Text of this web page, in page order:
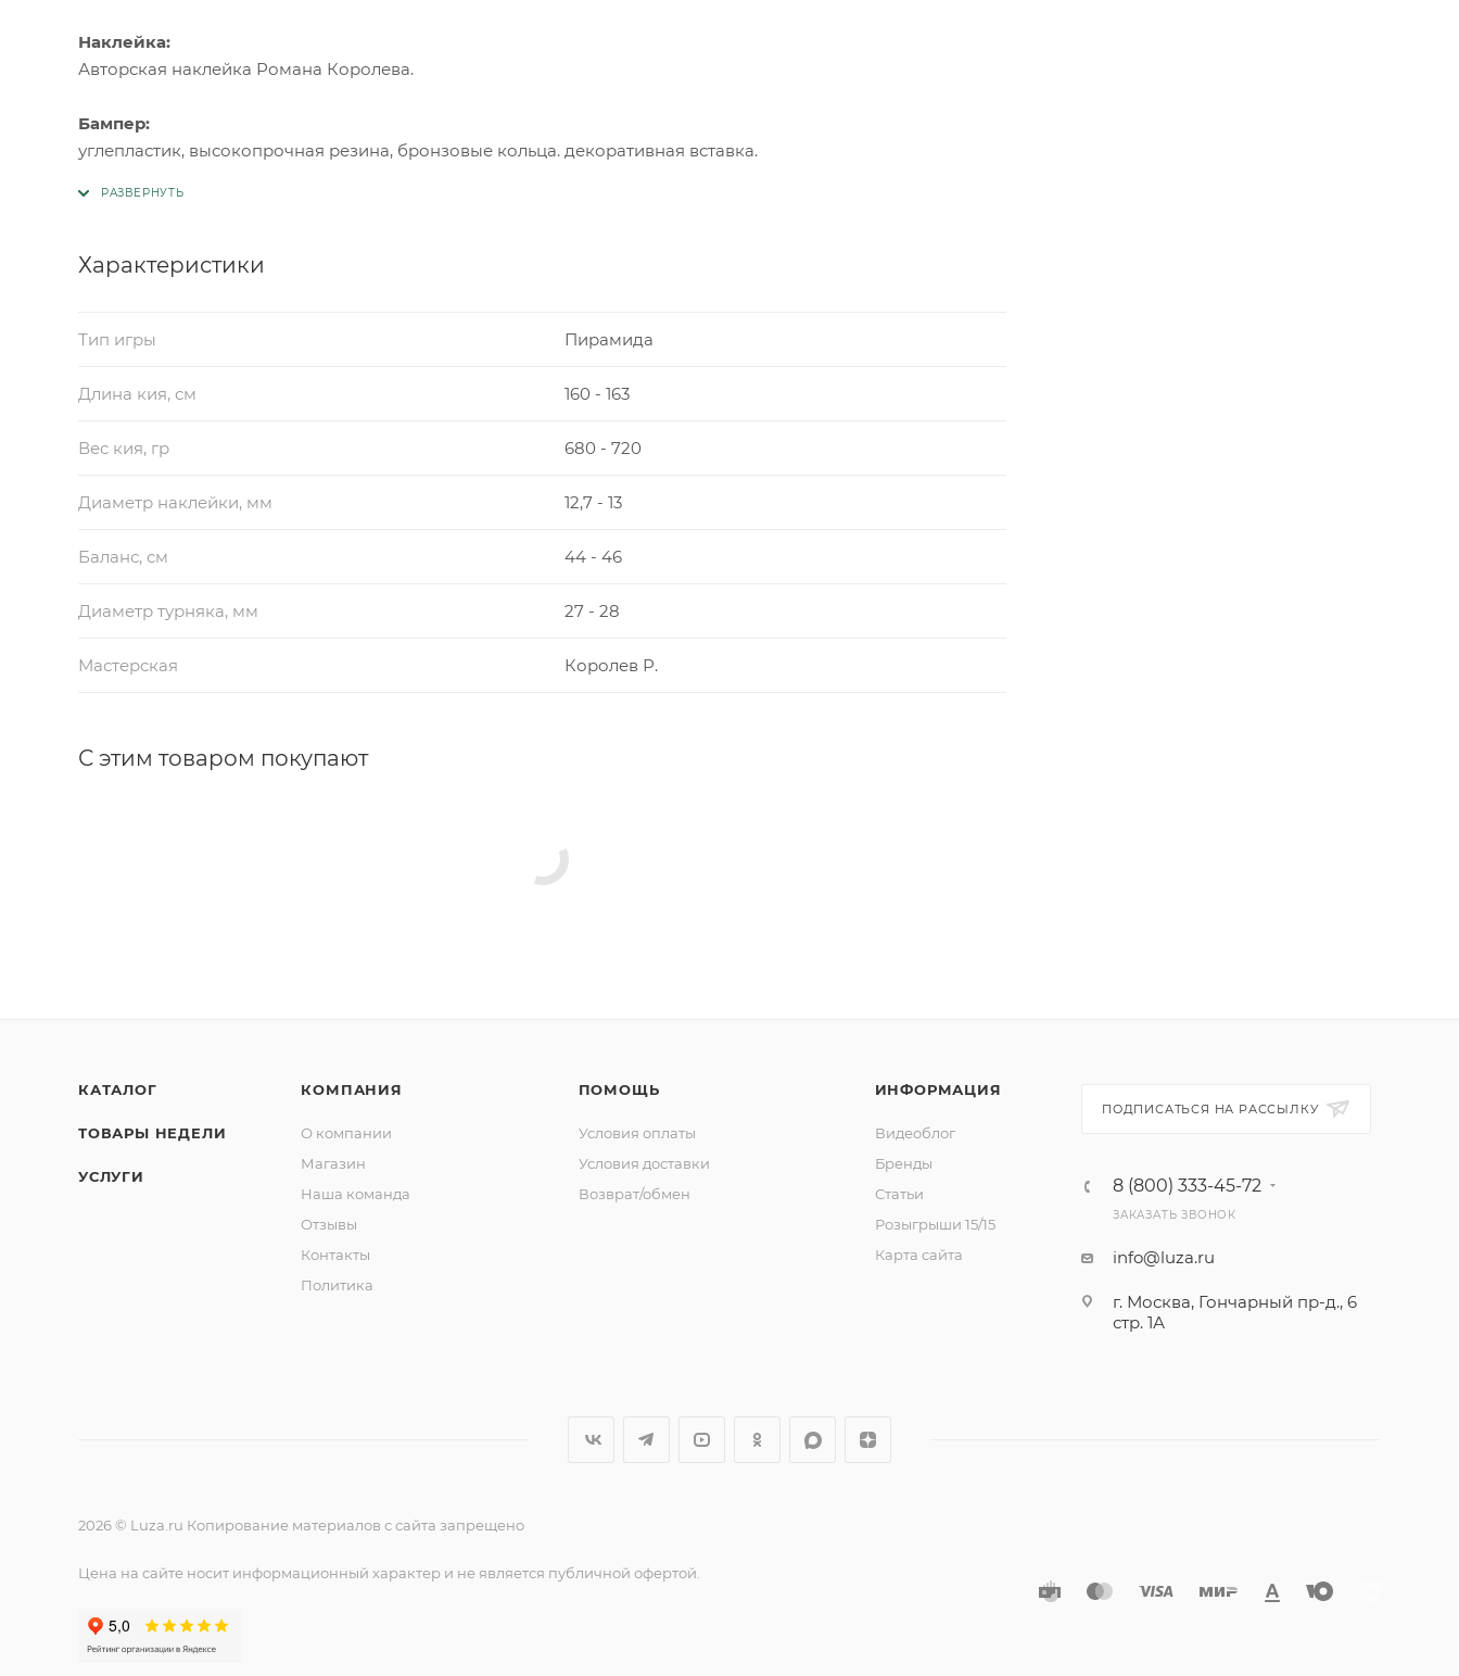
Наклейка:
Авторская наклейка Романа Королева.
Бампер:
углепластик, высокопрочная резина, бронзовые кольца. декоративная вставка.
Характеристики
Тип игры Пирамида
Длина кия, см 160 - 163
Вес кия, гр 680 - 720
Диаметр наклейки, мм 12,7 - 13
Баланс, см 44 - 46
Диаметр турняка, мм 27 - 28
Мастерская Королев Р.
С этим товаром покупают
КАТАЛОГ
ТОВАРЫ НЕДЕЛИ
УСЛУГИ
КОМПАНИЯ
О компании
Магазин
Наша команда
Отзывы
Контакты
Политика
ПОМОЩЬ
Условия оплаты
Условия доставки
Возврат/обмен
ИНФОРМАЦИЯ
Видеоблог
Бренды
Статьи
Розыгрыши 15/15
Карта сайта
ПОДПИСАТЬСЯ НА РАССЫЛКУ
8 (800) 333-45-72
ЗАКАЗАТЬ ЗВОНОК
info@luza.ru
г. Москва, Гончарный пр-д., 6
стр. 1А
2026 © Luza.ru Копирование материалов с сайта запрещено
Цена на сайте носит информационный характер и не является публичной офертой.